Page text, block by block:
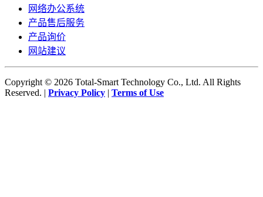
网络办公系统
产品售后服务
产品询价
网站建议
Copyright © 2026 Total-Smart Technology Co., Ltd. All Rights
Reserved. | Privacy Policy | Terms of Use